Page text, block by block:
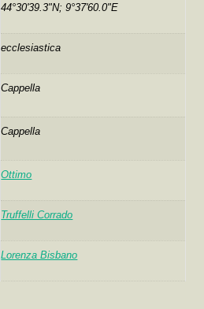
44°30'39.3"N; 9°37'60.0"E
ecclesiastica
Cappella
Cappella
Ottimo
Truffelli Corrado
Lorenza Bisbano